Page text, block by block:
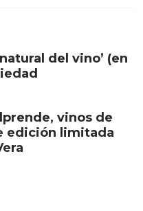
del vino’ (en
vinos de
edición limitada